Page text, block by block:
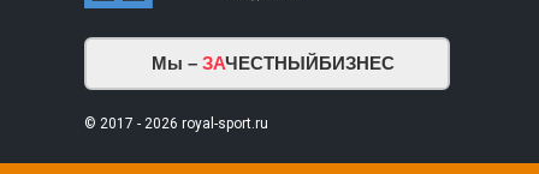
Мы – ЗАЧЕСТНЫЙБИЗНЕС
© 2017 - 2026 royal-sport.ru